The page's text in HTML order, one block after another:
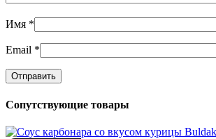
Имя *
Email *
Сопутствующие товары